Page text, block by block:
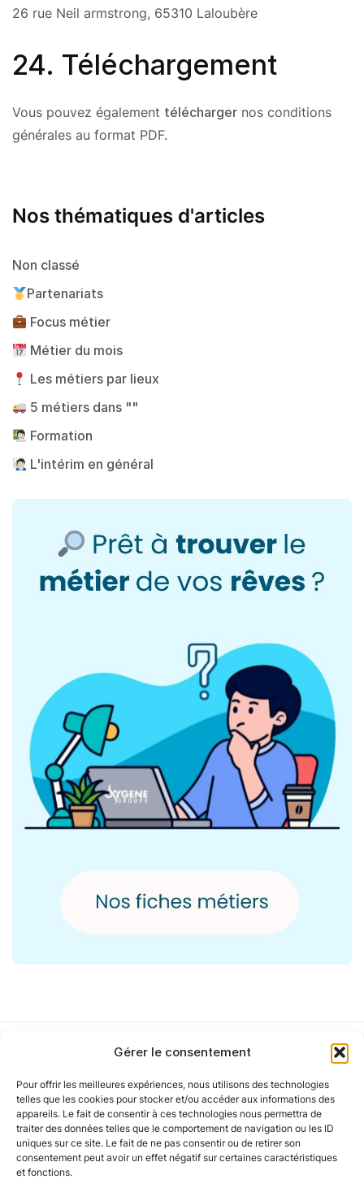
Gérer le consentement
Pour offrir les meilleures expériences, nous utilisons des technologies
telles que les cookies pour stocker et/ou accéder aux informations des
appareils. Le fait de consentir à ces technologies nous permettra de
traiter des données telles que le comportement de navigation ou les ID
uniques sur ce site. Le fait de ne pas consentir ou de retirer son
consentement peut avoir un effet négatif sur certaines caractéristiques
et fonctions.
26 rue Neil armstrong, 65310 Laloubère
24. Téléchargement
Vous pouvez également télécharger nos conditions
générales au format PDF.
Nos thématiques d'articles
Non classé
Partenariats
Focus métier
Métier du mois
Les métiers par lieux
5 métiers dans ""
Formation
L'intérim en général
Notre politique
Nos agences